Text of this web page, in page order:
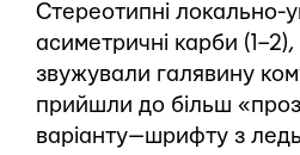
Стереотипні локально-
асиметричні карби (1–2),
звужували галявину
прийшли до більш
варіанту — шрифту з ледь